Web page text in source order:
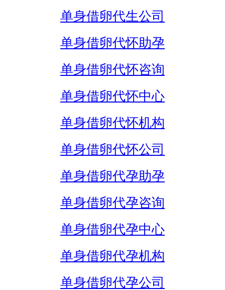
单身借卵代生公司
单身借卵代怀助孕
单身借卵代怀咨询
单身借卵代怀中心
单身借卵代怀机构
单身借卵代怀公司
单身借卵代孕助孕
单身借卵代孕咨询
单身借卵代孕中心
单身借卵代孕机构
单身借卵代孕公司